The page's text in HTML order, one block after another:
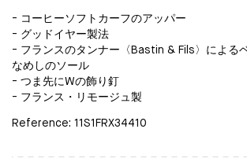
- コーヒーソフトカーフのアッパー
- グッドイヤー製法
- フランスのタンナー〈Bastin & Fils〉による
なめしのソール
- つま先にWの飾り釘
- フランス・リモージュ製
Reference: 11S1FRX34410